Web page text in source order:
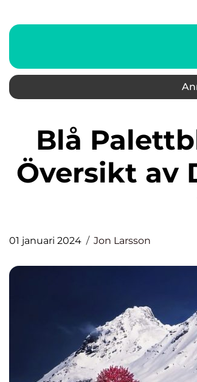
Blå Palettblad: En Grundlig
Översikt av
01 januari 2024 Jon Larsson